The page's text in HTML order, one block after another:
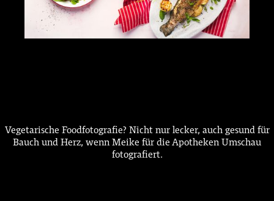
Vegetarische Foodfotografie? Nicht nur lecker, auch gesund für
Bauch und Herz, wenn Meike für die Apotheken Umschau
fotografiert.